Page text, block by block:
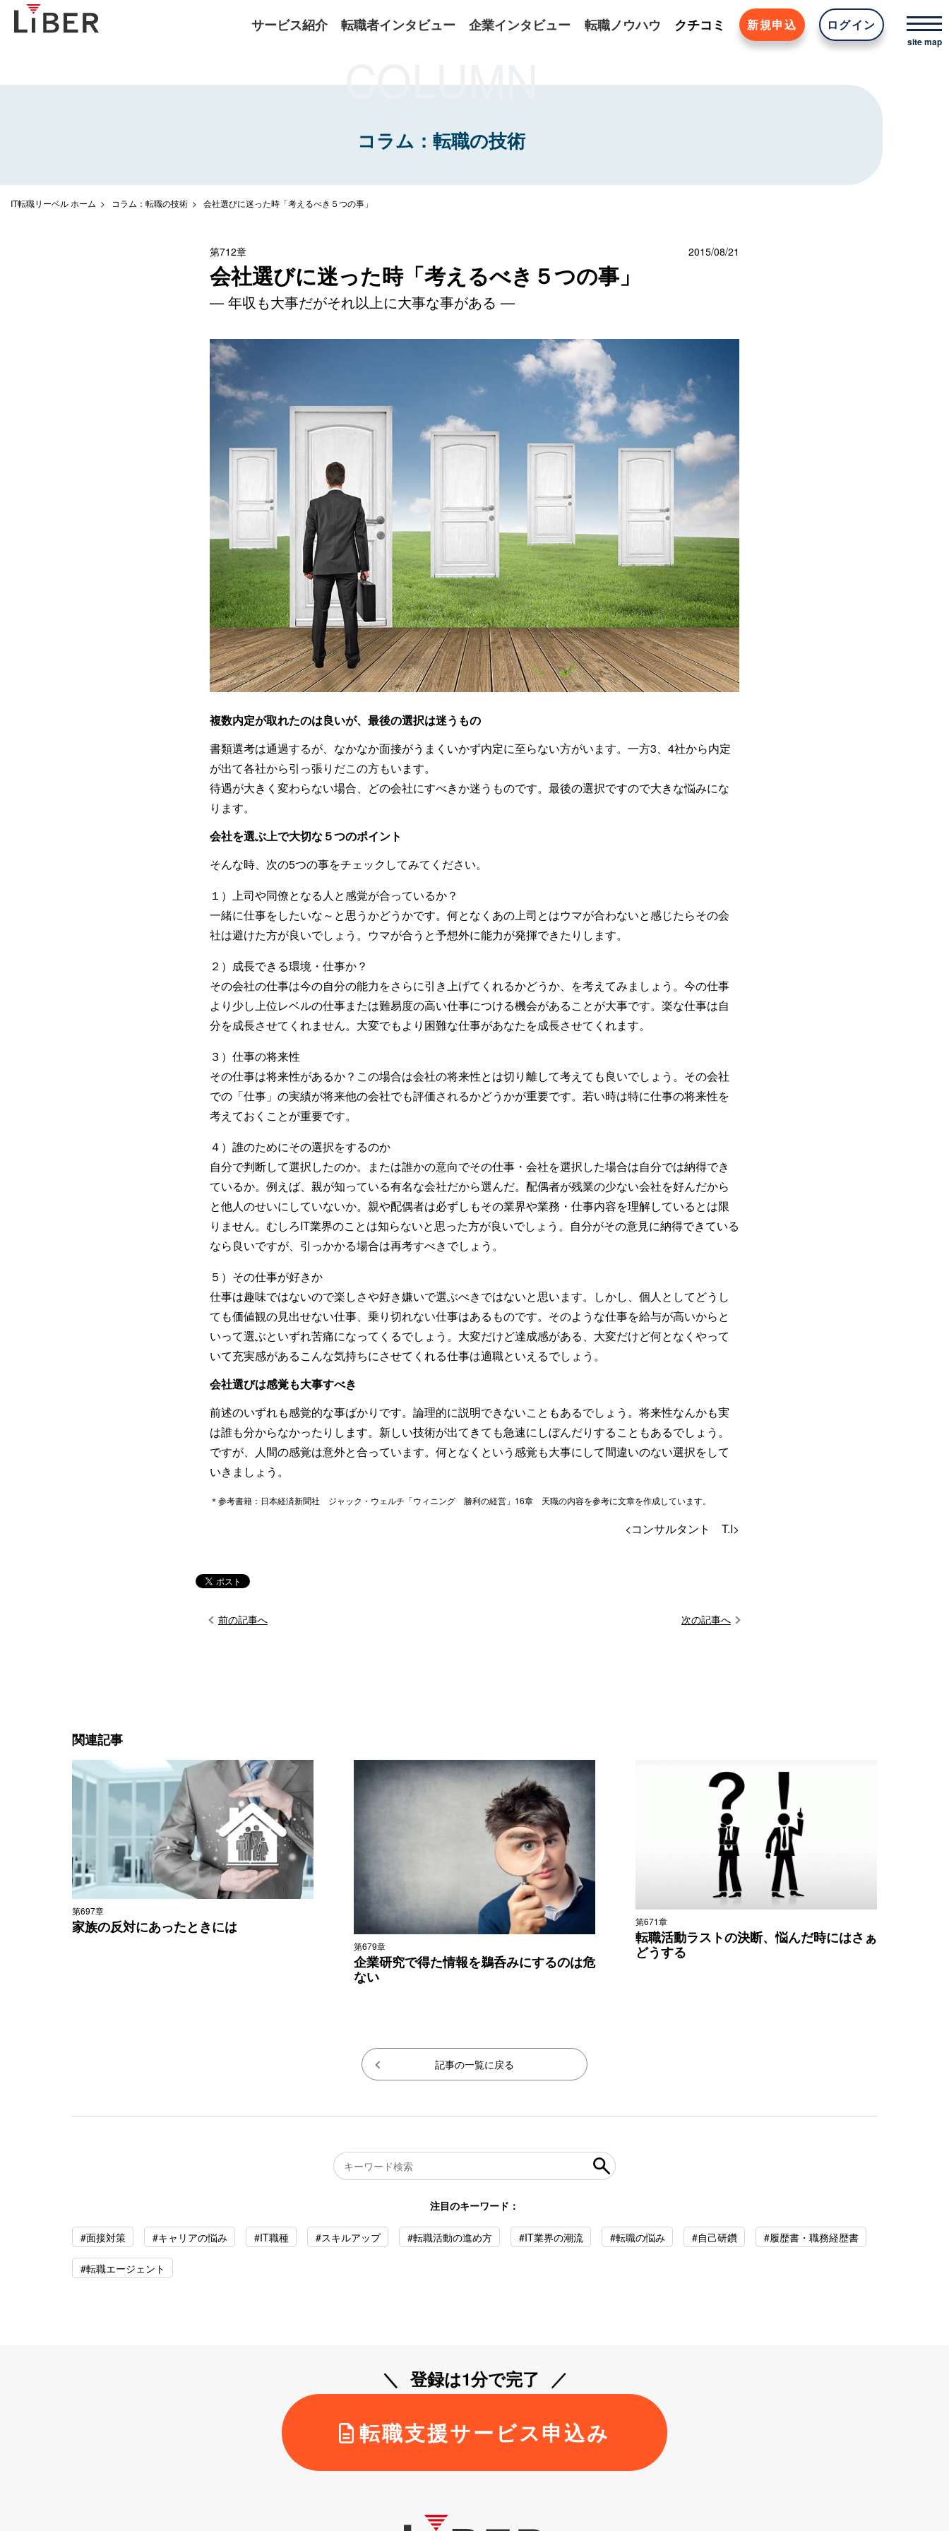
サービス紹介 転職者インタビュー 企業インタビュー 転職ノウハウ クチコミ 新規申込 ログイン
COLUMN
コラム：転職の技術
IT転職リーベル ホーム コラム：転職の技術 会社選びに迷った時「考えるべき５つの事」
第712章 2015/08/21
会社選びに迷った時「考えるべき５つの事」
— 年収も大事だがそれ以上に大事な事がある —
複数内定が取れたのは良いが、最後の選択は迷うもの
書類選考は通過するが、なかなか面接がうまくいかず内定に至らない方がいます。一方3、4社から内定
が出て各社から引っ張りだこの方もいます。
待遇が大きく変わらない場合、どの会社にすべきか迷うものです。最後の選択ですので大きな悩みにな
ります。
会社を選ぶ上で大切な５つのポイント
そんな時、次の5つの事をチェックしてみてください。
１）上司や同僚となる人と感覚が合っているか？
一緒に仕事をしたいな～と思うかどうかです。何となくあの上司とはウマが合わないと感じたらその会
社は避けた方が良いでしょう。ウマが合うと予想外に能力が発揮できたりします。
２）成長できる環境・仕事か？
その会社の仕事は今の自分の能力をさらに引き上げてくれるかどうか、を考えてみましょう。今の仕事
より少し上位レベルの仕事または難易度の高い仕事につける機会があることが大事です。楽な仕事は自
分を成長させてくれません。大変でもより困難な仕事があなたを成長させてくれます。
３）仕事の将来性
その仕事は将来性があるか？この場合は会社の将来性とは切り離して考えても良いでしょう。その会社
での「仕事」の実績が将来他の会社でも評価されるかどうかが重要です。若い時は特に仕事の将来性を
考えておくことが重要です。
４）誰のためにその選択をするのか
自分で判断して選択したのか。または誰かの意向でその仕事・会社を選択した場合は自分では納得でき
ているか。例えば、親が知っている有名な会社だから選んだ。配偶者が残業の少ない会社を好んだから
と他人のせいにしていないか。親や配偶者は必ずしもその業界や業務・仕事内容を理解しているとは限
りません。むしろIT業界のことは知らないと思った方が良いでしょう。自分がその意見に納得できている
なら良いですが、引っかかる場合は再考すべきでしょう。
５）その仕事が好きか
仕事は趣味ではないので楽しさや好き嫌いで選ぶべきではないと思います。しかし、個人としてどうし
ても価値観の見出せない仕事、乗り切れない仕事はあるものです。そのような仕事を給与が高いからと
いって選ぶといずれ苦痛になってくるでしょう。大変だけど達成感がある、大変だけど何となくやって
いて充実感があるこんな気持ちにさせてくれる仕事は適職といえるでしょう。
会社選びは感覚も大事すべき
前述のいずれも感覚的な事ばかりです。論理的に説明できないこともあるでしょう。将来性なんかも実
は誰も分からなかったりします。新しい技術が出てきても急速にしぼんだりすることもあるでしょう。
ですが、人間の感覚は意外と合っています。何となくという感覚も大事にして間違いのない選択をして
いきましょう。
＊参考書籍：日本経済新聞社 ジャック・ウェルチ「ウィニング 勝利の経営」16章 天職の内容を参考に文章を作成しています。
<コンサルタント T.I>
前の記事へ 次の記事へ
関連記事
第697章
家族の反対にあったときには
第679章
企業研究で得た情報を鵜呑みにするのは危
ない
第671章
転職活動ラストの決断、悩んだ時にはさぁ
どうする
記事の一覧に戻る
注目のキーワード：
#面接対策 #キャリアの悩み #IT職種 #スキルアップ #転職活動の進め方 #IT業界の潮流 #転職の悩み #自己研鑽 #履歴書・職務経歴書
#転職エージェント
登録は1分で完了
転職支援サービス申込み